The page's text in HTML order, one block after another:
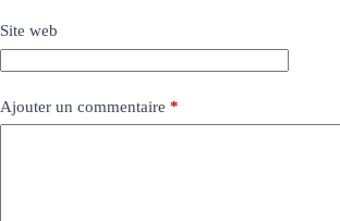
Site web
Ajouter un commentaire *